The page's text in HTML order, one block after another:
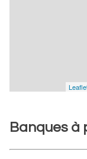
Banques à